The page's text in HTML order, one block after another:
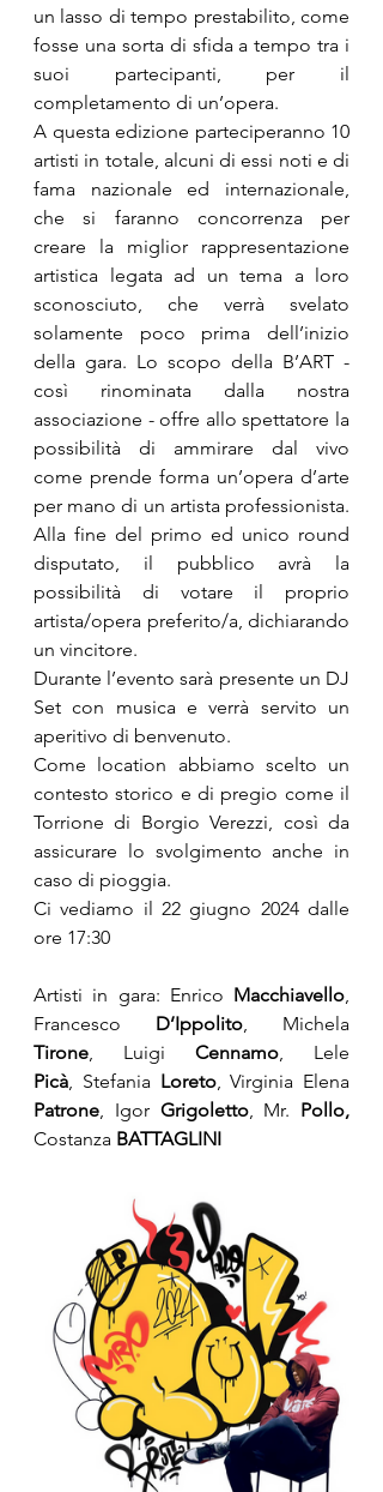
un lasso di tempo prestabilito, come
fosse una sorta di sfida a tempo tra i
suoi partecipanti, per il
completamento di un’opera.
A questa edizione parteciperanno 10
artisti in totale, alcuni di essi noti e di
fama nazionale ed internazionale,
che si faranno concorrenza per
creare la miglior rappresentazione
artistica legata ad un tema a loro
sconosciuto, che verrà svelato
solamente poco prima dell’inizio
della gara. Lo scopo della B’ART -
così rinominata dalla nostra
associazione - offre allo spettatore la
possibilità di ammirare dal vivo
come prende forma un’opera d’arte
per mano di un artista professionista.
Alla fine del primo ed unico round
disputato, il pubblico avrà la
possibilità di votare il proprio
artista/opera preferito/a, dichiarando
un vincitore.
Durante l’evento sarà presente un DJ
Set con musica e verrà servito un
aperitivo di benvenuto.
Come location abbiamo scelto un
contesto storico e di pregio come il
Torrione di Borgio Verezzi, così da
assicurare lo svolgimento anche in
caso di pioggia.
Ci vediamo il 22 giugno 2024 dalle
ore 17:30
Artisti in gara: Enrico Macchiavello
Francesco D’Ippolito
Tirone , Luigi Cennamo
Picà , Stefania Loreto
Patrone , Igor Grigoletto, Mr.
Costanza BATTAGLINI